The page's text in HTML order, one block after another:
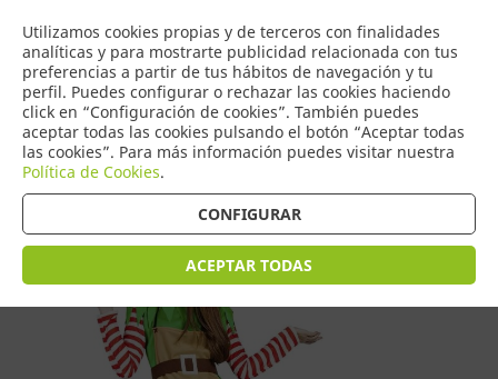
Utilizamos cookies propias y de terceros con finalidades
analíticas y para mostrarte publicidad relacionada con tus
preferencias a partir de tus hábitos de navegación y tu
perfil. Puedes configurar o rechazar las cookies haciendo
click en “Configuración de cookies”. También puedes
aceptar todas las cookies pulsando el botón “Aceptar todas
las cookies”. Para más información puedes visitar nuestra
Política de Cookies.
CONFIGURAR
ACEPTAR TODAS
0
COMERCIO
DE TORRIJOS
Tienda > Disfraces Navidad Adulto